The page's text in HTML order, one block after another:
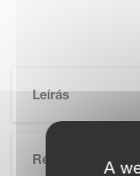
Leírás
Részletek
A